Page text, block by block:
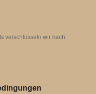
verschlüsseln wir nach